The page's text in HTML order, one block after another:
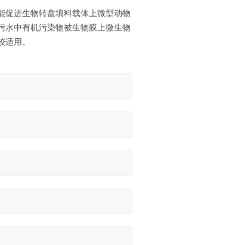
促进生物转盘填料载体上微型动物
水中有机污染物被生物膜上微生物
用。